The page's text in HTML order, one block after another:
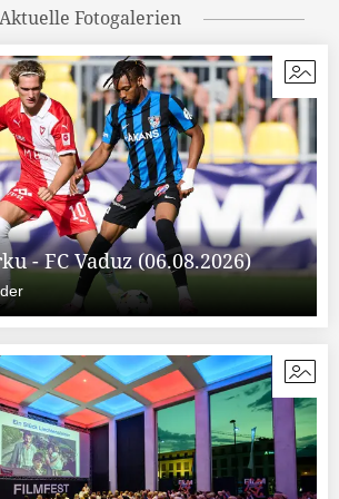
Aktuelle Fotogalerien
- FC Vaduz (06.08.2026)